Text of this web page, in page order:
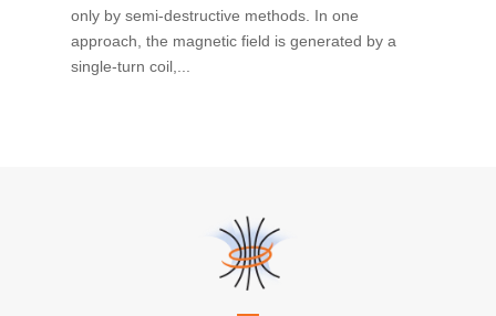
only by semi-destructive methods. In one
approach, the magnetic field is generated by a
single-turn coil,...